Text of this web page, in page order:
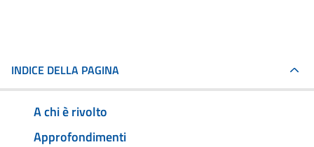
INDICE DELLA PAGINA
A chi è rivolto
Approfondimenti